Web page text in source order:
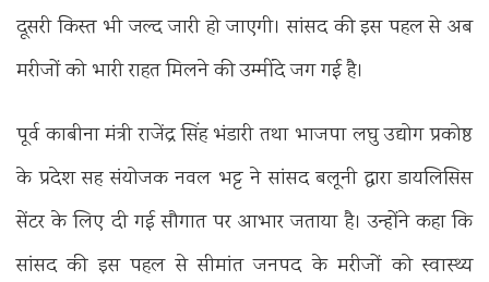
दूसरी किस्त भी जल्द जारी हो जाएगी। सांसद की इस पहल से अब
मरीजों को भारी राहत मिलने की उम्मींदे जग गई है।
पूर्व काबीना मंत्री राजेंद्र सिंह भंडारी तथा भाजपा लघु उद्योग प्रकोष्ठ
के प्रदेश सह संयोजक नवल भट्ट ने सांसद बलूनी द्वारा डायलिसिस
सेंटर के लिए दी गई सौगात पर आभार जताया है। उन्होंने कहा कि
सांसद की इस पहल से सीमांत जनपद के मरीजों को स्वास्थ्य